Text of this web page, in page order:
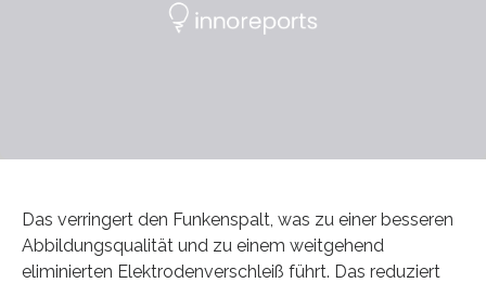
Das verringert den Funkenspalt, was zu einer besseren
Abbildungsqualität und zu einem weitgehend
eliminierten Elektrodenverschleiß führt. Das reduziert